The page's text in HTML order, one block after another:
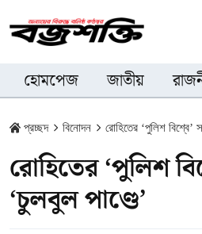
হোমপেজ জাতীয়
প্রচ্ছদ বিনোদন রোহিতের ‘পুলিশ বিশ্বে’
রোহিতের ‘পুলিশ
‘চুলবুল পাণ্ডে’